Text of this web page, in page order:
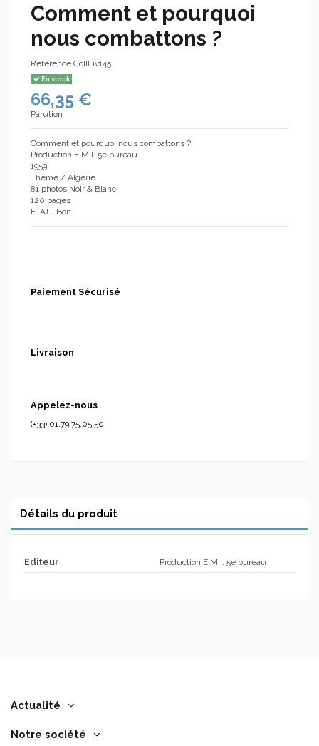
Comment et pourquoi
nous combattons ?
Référence CollLiv145
En stock
66,35 €
Parution
Comment et pourquoi nous combattons ?
Production E.M.I. 5e bureau
1959
Thème / Algérie
81 photos Noir & Blanc
120 pages
ETAT : Bon
Paiement Sécurisé
Livraison
Appelez-nous
(+33) 01.79.75.05.50
Détails du produit
Editeur Production E.M.I. 5e bureau
Actualité
Notre société